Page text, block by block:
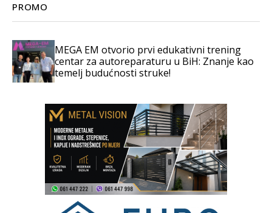
PROMO
MEGA EM otvorio prvi edukativni trening
centar za autoreparaturu u BiH: Znanje kao
temelj budućnosti struke!